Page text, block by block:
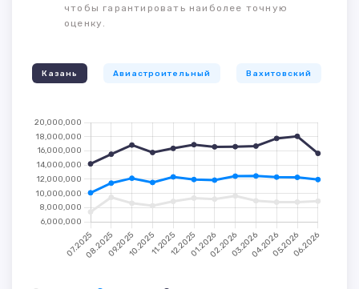
чтобы гарантировать наиболее точную
оценку.
Казань Авиастроительный Вахитовский